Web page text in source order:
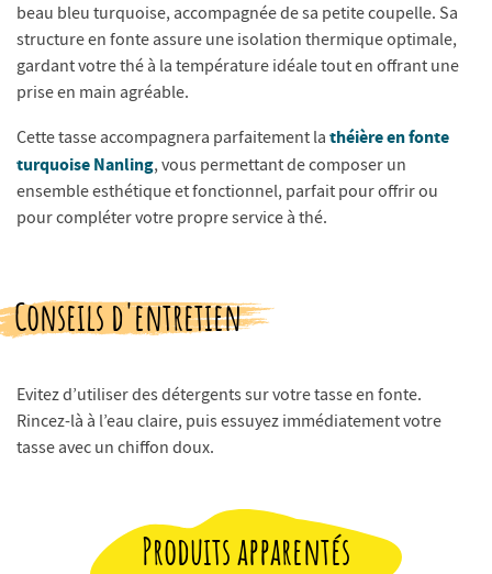
beau bleu turquoise, accompagnée de sa petite coupelle. Sa
structure en fonte assure une isolation thermique optimale,
gardant votre thé à la température idéale tout en offrant une
prise en main agréable.
Cette tasse accompagnera parfaitement la théière en fonte
turquoise Nanling, vous permettant de composer un
ensemble esthétique et fonctionnel, parfait pour offrir ou
pour compléter votre propre service à thé.
Conseils d'entretien
Evitez d’utiliser des détergents sur votre tasse en fonte.
Rincez-là à l’eau claire, puis essuyez immédiatement votre
tasse avec un chiffon doux.
Produits apparentés